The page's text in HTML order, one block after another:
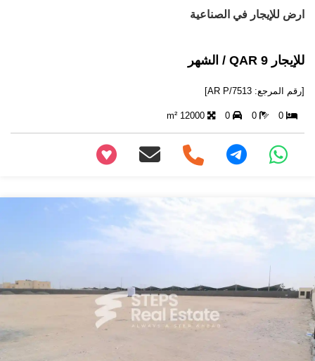
ارض للإيجار في الصناعية
للإيجار 9 QAR / الشهر
[رقم المرجع: AR P/7513]
0
0
0
12000 m²